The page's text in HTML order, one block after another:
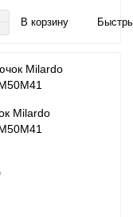
В корзину
Milardo